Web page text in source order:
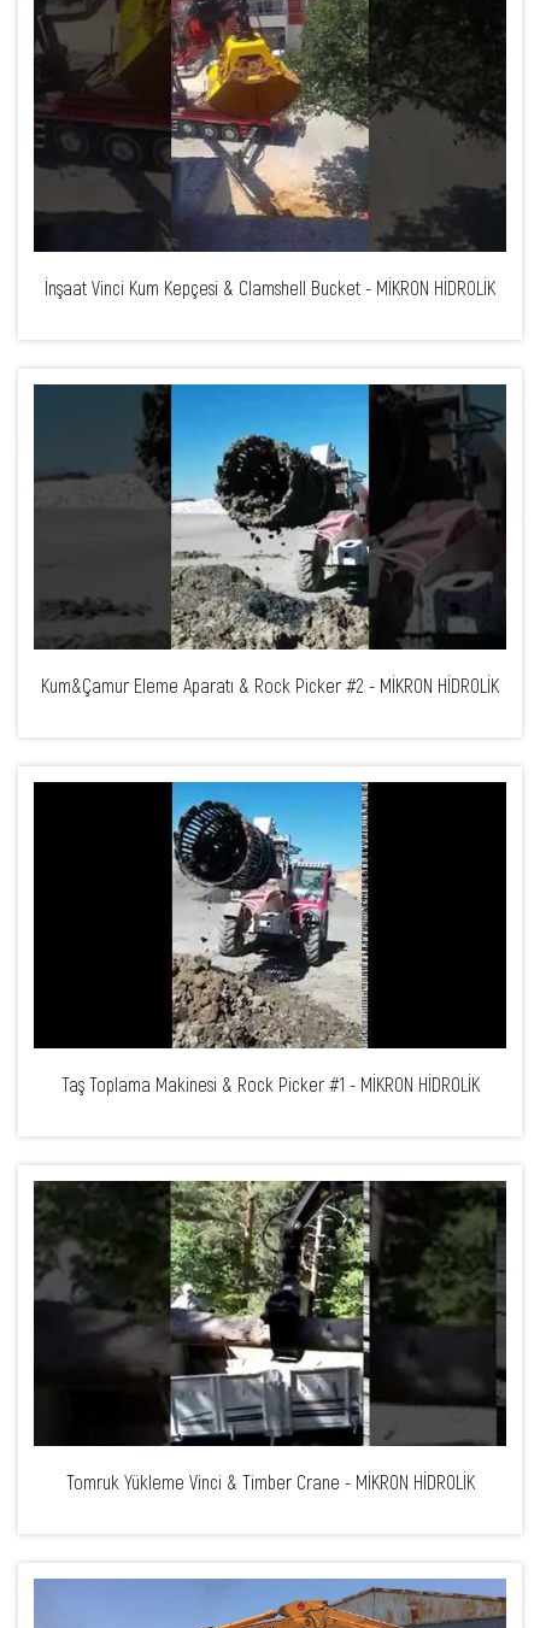
İnşaat Vinci Kum Kepçesi & Clamshell Bucket - MİKRON HİDROLİK
Kum&Çamur Eleme Aparatı & Rock Picker #2 - MİKRON HİDROLİK
Taş Toplama Makinesi & Rock Picker #1 - MİKRON HİDROLİK
Tomruk Yükleme Vinci & Timber Crane - MİKRON HİDROLİK